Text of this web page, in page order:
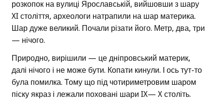
розкопок на вулиці Ярославській, вийшовши з шару
XI століття, археологи натрапили на шар материка.
Шар дуже великий. Почали різати його. Метр, два, три
— нічого.
Природно, вирішили — це дніпровський материк,
далі нічого і не може бути. Копати кинули. І ось тут-то
була помилка. Тому що під чотириметровим шаром
піску якраз і лежали поховані шари IX— X століть.